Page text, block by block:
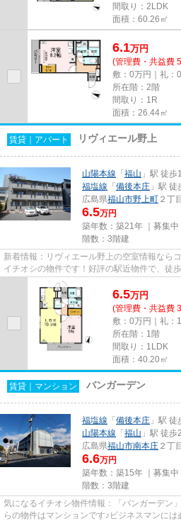
間取り：2LDK
面積：60.26㎡
6.1万円
(管理費・共益費
敷：0万円｜礼：
所在階：2階
間取り：1R
面積：26.44㎡
賃貸｜アパート リヴィエール野上
山陽本線 「 福山 」駅 徒歩
福塩線 「 備後本庄 」駅
広島県福山市野上町 ２丁目
6.5万円
築年数：築21年 ｜募集中
階数：3階建
新着情報：リヴィエール野上の空室情報なら
イチオシの物件です！好評の駅近物件で、徒
たな回線工事の必要ない、イ...
6.5万円
(管理費・共益費
敷：0万円｜礼：
所在階：1階
間取り：1LDK
面積：40.20㎡
賃貸｜マンション バンガーデン
福塩線 「 備後本庄 」駅
山陽本線 「 福山 」駅 徒歩
広島県福山市南本庄 ２丁目
6.6万円
築年数：築15年 ｜募集中
階数：3階建
気になるイチオシ物件情報：「バンガーデン
らの物件はマンションです♪ビジネスマンに